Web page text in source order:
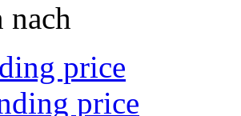
nach
price
price